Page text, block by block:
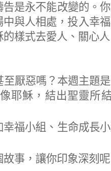
是永不能改變的。
與人相處，投入幸
樣式去愛人、關心人
厭惡嗎？本週主題
耶穌，結出聖靈所
福小組、生命成長
事，讓你印象深刻呢